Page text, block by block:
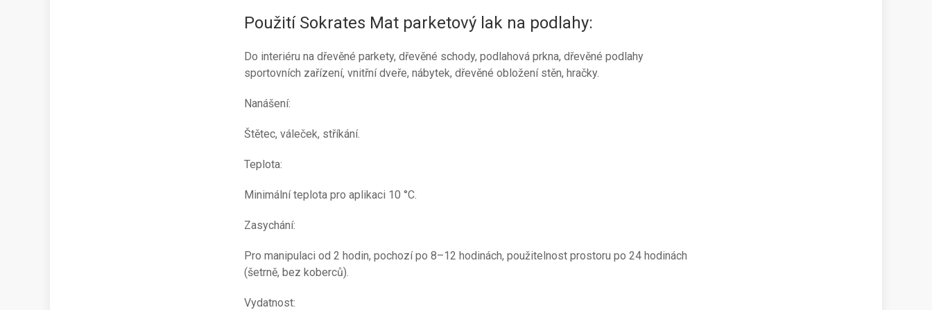
Použití Sokrates Mat parketový lak na podlahy:
Do interiéru na dřevěné parkety, dřevěné schody, podlahová prkna, dřevěné podlahy
sportovních zařízení, vnitřní dveře, nábytek, dřevěné obložení stěn, hračky.
Nanášení:
Štětec, váleček, stříkání.
Teplota:
Minimální teplota pro aplikaci 10 °C.
Zasychání:
Pro manipulaci od 2 hodin, pochozí po 8–12 hodinách, použitelnost prostoru po 24 hodinách
(šetrně, bez koberců).
Vydatnost: